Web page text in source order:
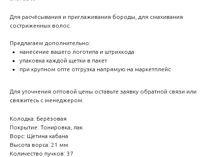
Для расчёсывания и приглаживания бороды, для смахивания
состриженных волос.
Предлагаем дополнительно:
нанесение вашего логотипа и штрихкода
упаковка каждой щетки в пакет
при крупном опте отгрузка напрямую на маркетплейс
Для уточнения оптовой цены оставьте заявку обратной связи или
свяжитесь с менеджером.
Колодка: Берёзовая
Покрытие: Тонировка, лак
Ворс: Щетина кабана
Высота ворса: 21 мм
Количество пучков: 37